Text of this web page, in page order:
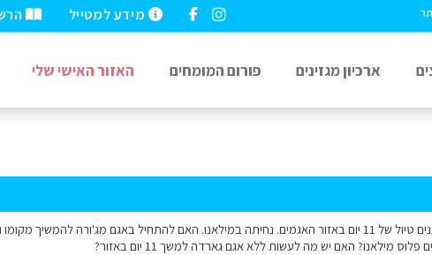
מידע למטייל
ארכיון מגזינים פורום המומחים האזור האישי שלי
שלום רב, אנחנו מתכננים טיול של 11 יום באזור האגמים. נחיתה במילאנו. האם להתחיל באגם מג'ורה
מילאנו? האם יש מה לעשות ללא אגם גארדה למשך 11 יום באזור?